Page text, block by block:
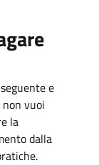
e
vuoi
la
dalla